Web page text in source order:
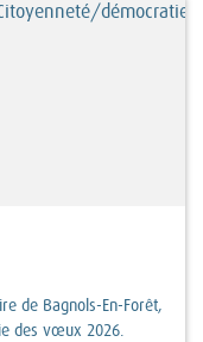
démocratie
de Bagnols-En-Forêt,
des vœux 2026.